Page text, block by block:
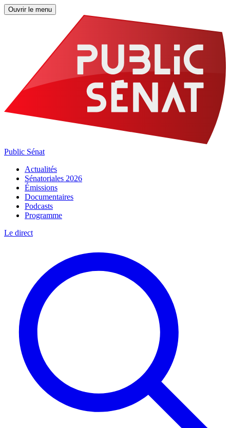
Ouvrir le menu
Public Sénat
Actualités
Sénatoriales 2026
Émissions
Documentaires
Podcasts
Programme
Le direct